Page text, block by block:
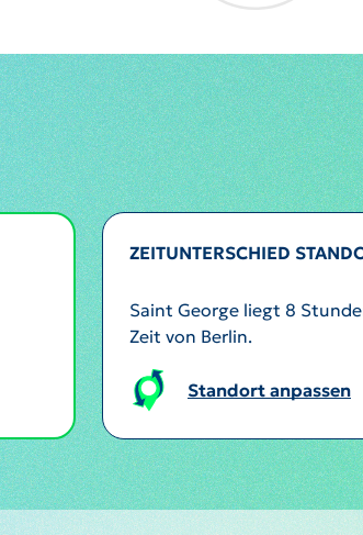
ZEITUNTERSCHIED
Saint George liegt 8
Zeit von Berlin.
Standort anpassen